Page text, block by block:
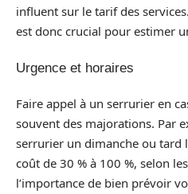
influent sur le tarif des
est donc crucial pour estimer
Urgence et horaires
Faire appel à un serrurier en
souvent des majorations. Par
serrurier un dimanche ou tard
coût de 30 % à 100 %, selon
l’importance de bien prévoir